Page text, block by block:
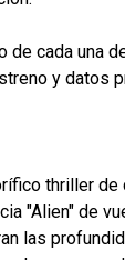
de cada una
y datos
thriller de
"Alien" de
las